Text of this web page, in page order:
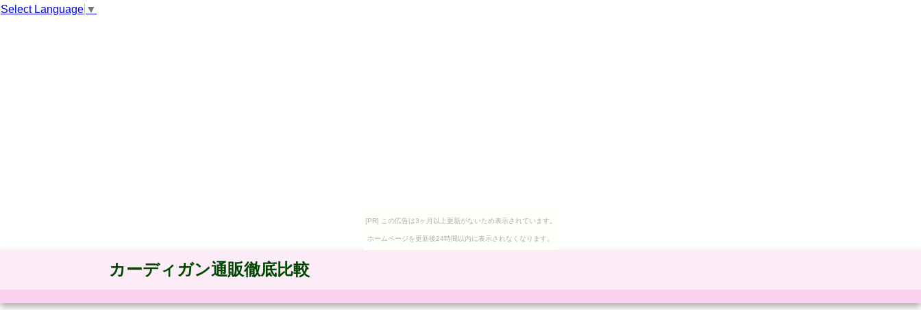
Select Language ▼
[PR] この広告は3ヶ月以上更新がないため表示されています。
ホームページを更新後24時間以内に表示されなくなります。
カーディガン通販徹底比較